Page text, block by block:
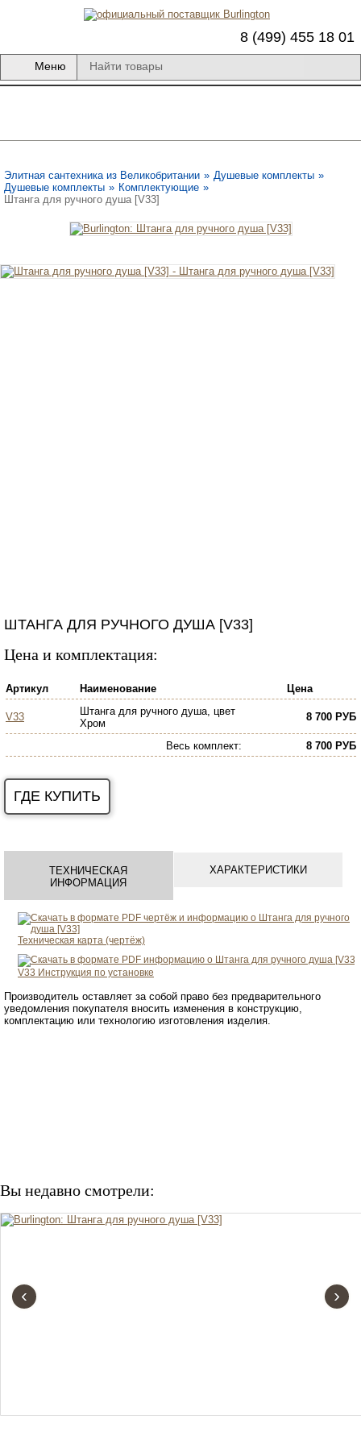
8 (499) 455 18 01
Меню
Элитная сантехника из Великобритании » Душевые комплекты »
Душевые комплекты » Комплектующие »
Штанга для ручного душа [V33]
ШТАНГА ДЛЯ РУЧНОГО ДУША [V33]
Цена и комплектация:
Артикул Наименование Цена
V33
Штанга для ручного душа, цвет
Хром
8 700 РУБ
Весь комплект: 8 700 РУБ
ГДЕ КУПИТЬ
ТЕХНИЧЕСКАЯ
ИНФОРМАЦИЯ
Техническая карта (чертёж)
V33 Инструкция по установке
Производитель оставляет за собой право без предварительного
уведомления покупателя вносить изменения в конструкцию,
комплектацию или технологию изготовления изделия.
ХАРАКТЕРИСТИКИ
Вы недавно смотрели:
‹ ›